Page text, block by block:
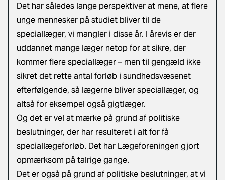
Det har således lange perspektiver at mene, at flere
unge mennesker på studiet bliver til de
speciallæger, vi mangler i disse år. I årevis er der
uddannet mange læger netop for at sikre, der
kommer flere speciallæger – men til gengæld ikke
sikret det rette antal forløb i sundhedsvæsenet
efterfølgende, så lægerne bliver speciallæger, og
altså for eksempel også gigtlæger.
Og det er vel at mærke på grund af politiske
beslutninger, der har resulteret i alt for få
speciallægeforløb. Det har Lægeforeningen gjort
opmærksom på talrige gange.
Det er også på grund af politiske beslutninger, at vi